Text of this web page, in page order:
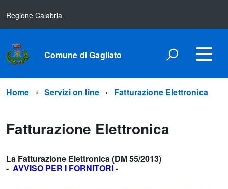
Regione Calabria
Comune di Gagliato
Home Servizi on line Fatturazione Elettronica
Fatturazione Elettronica
La Fatturazione Elettronica (DM 55/2013)
- AVVISO PER I FORNITORI-